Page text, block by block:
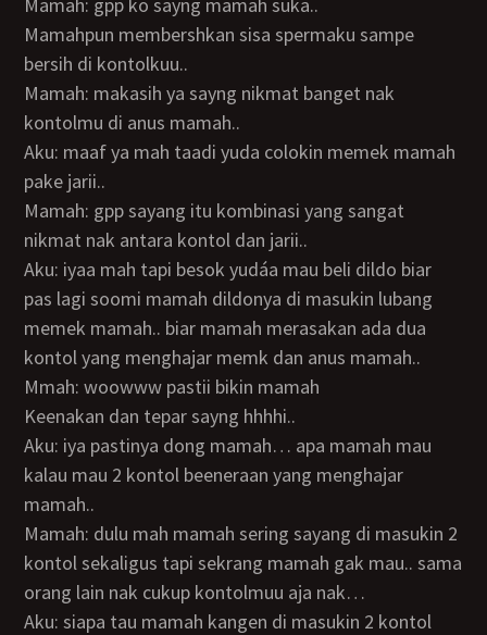
Mamahpun membershkan sisa spermaku sampe
bersih di kontolkuu..
Mamah: makasih ya sayng nikmat banget nak
kontolmu di anus mamah..
Aku: maaf ya mah taadi yuda colokin memek mamah
pake jarii..
Mamah: gpp sayang itu kombinasi yang sangat
nikmat nak antara kontol dan jarii..
Aku: iyaa mah tapi besok yudáa mau beli dildo biar
pas lagi soomi mamah dildonya di masukin lubang
memek mamah.. biar mamah merasakan ada dua
kontol yang menghajar memk dan anus mamah..
Mmah: woowww pastii bikin mamah
Keenakan dan tepar sayng hhhhi..
Aku: iya pastinya dong mamah… apa mamah mau
kalau mau 2 kontol beeneraan yang menghajar
mamah..
Mamah: dulu mah mamah sering sayang di masukin 2
kontol sekaligus tapi sekrang mamah gak mau.. sama
orang lain nak cukup kontolmuu aja nak…
Aku: siapa tau mamah kangen di masukin 2 kontol